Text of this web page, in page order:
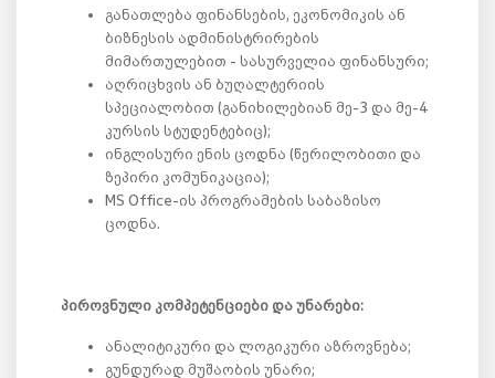
განათლება ფინანსების, ეკონომიკის ან
ბიზნესის ადმინისტრირების
მიმართულებით - სასურველია ფინანსური;
აღრიცხვის ან ბუღალტერიის
სპეციალობით (განიხილებიან მე-3 და მე-4
კურსის სტუდენტებიც);
ინგლისური ენის ცოდნა (წერილობითი და
ზეპირი კომუნიკაცია);
MS Office-ის პროგრამების საბაზისო
ცოდნა.
პიროვნული კომპეტენციები და უნარები:
ანალიტიკური და ლოგიკური აზროვნება;
გუნდურად მუშაობის უნარი;